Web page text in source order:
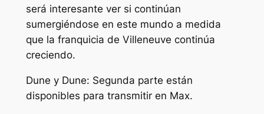
será interesante ver si continúan
sumergiéndose en este mundo a medida
que la franquicia de Villeneuve continúa
creciendo.
Dune y Dune: Segunda parte están
disponibles para transmitir en Max.